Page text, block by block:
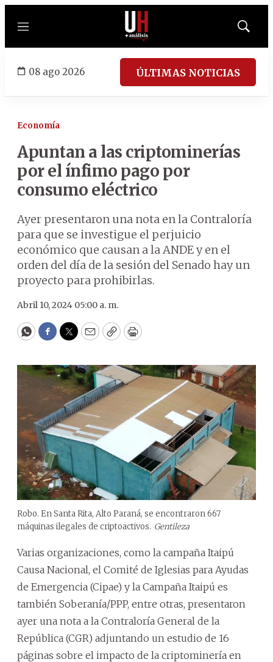
Menú
Mostrar
08 ago 2026 ÚLTIMAS NOTICIAS
Economía
Apuntan a las criptominerías
por el ínfimo pago por
consumo eléctrico
Ayer presentaron una nota en la Contraloría
para que se investigue el perjuicio
económico que causan a la ANDE y en el
orden del día de la sesión del Senado hay un
proyecto para prohibirlas.
Abril 10, 2024 05:00 a. m.
WhatsApp
Facebook
Twitter
EmailCopyPrint
Robo. En Santa Rita, Alto Paraná, se encontraron 667
máquinas ilegales de criptoactivos. Gentileza
Varias organizaciones, como la campaña Itaipú
Causa Nacional, el Comité de Iglesias para Ayudas
de Emergencia (Cipae) y la Campaña Itaipú es
también Soberanía/PPP, entre otras, presentaron
ayer una nota a la Contraloría General de la
República (CGR) adjuntando un estudio de 16
páginas sobre el impacto de la criptominería en